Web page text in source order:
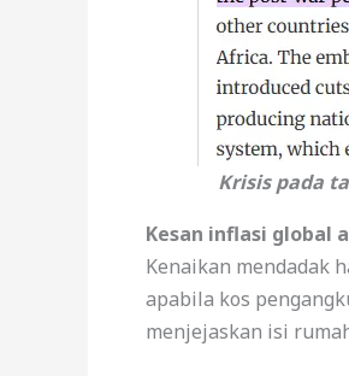
Krisis pada
Kesan inflasi global
Kenaikan mendadak
apabila kos
menjejaskan isi